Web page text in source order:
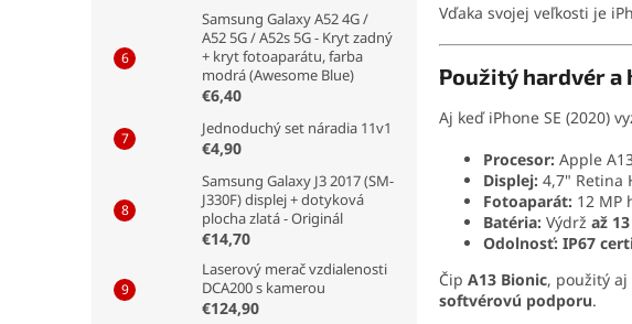
Samsung Galaxy A52 4G /
A52 5G / A52s 5G - Kryt zadný
+ kryt fotoaparátu, farba
modrá (Awesome Blue)
€6,40
Jednoduchý set náradia 11v1
€4,90
Samsung Galaxy J3 2017 (SM-
J330F) displej + dotyková
plocha zlatá - Originál
€14,70
Laserový merač vzdialenosti
DCA200 s kamerou
€124,90
Vďaka svojej veľkosti je
Použitý hardvér a
Aj keď iPhone SE (2020)
Procesor: Apple
Displej: 4,7" Retina
Fotoaparát: 12 MP
Batéria: Výdrž až
Odolnosť: IP67
Čip A13 Bionic, použitý
softvérovú podporu.